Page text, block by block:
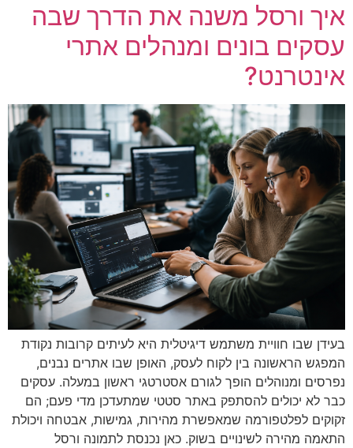
איך ורסל משנה את הדרך שבה
עסקים בונים ומנהלים אתרי
אינטרנט?
בעידן שבו חוויית משתמש דיגיטלית היא לעיתים קרובות נקודת
המפגש הראשונה בין לקוח לעסק, האופן שבו אתרים נבנים,
נפרסים ומנוהלים הופך לגורם אסטרטגי ראשון במעלה. עסקים
כבר לא יכולים להסתפק באתר סטטי שמתעדכן מדי פעם; הם
זקוקים לפלטפורמה שמאפשרת מהירות, גמישות, אבטחה ויכולת
התאמה מהירה לשינויים בשוק. כאן נכנסת לתמונה ורסל